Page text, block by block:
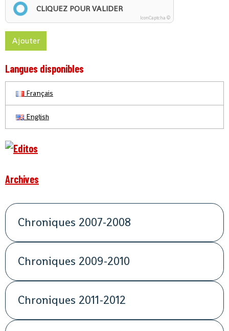
CLIQUEZ POUR VALIDER
IconCaptcha ©
Ajouter
Langues disponibles
Français
English
Archives
Chroniques 2007-2008
Chroniques 2009-2010
Chroniques 2011-2012